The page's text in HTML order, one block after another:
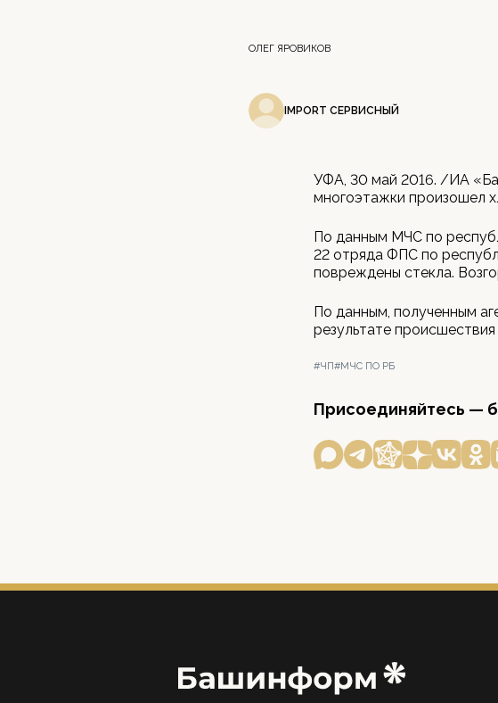
ОЛЕГ ЯРОВИКОВ
IMPORT СЕРВИСНЫЙ
УФА, 30 май 2016. /ИА
многоэтажки произошел
По данным МЧС по
22 отряда ФПС по
повреждены стекла.
По данным, полученным
результате происшествия
#ЧП#МЧС ПО РБ
Присоединяйтесь —